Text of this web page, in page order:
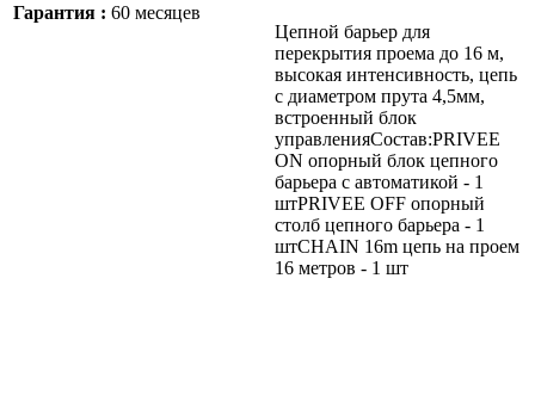
Гарантия : 60 месяцев
Цепной барьер для
перекрытия проема до 16 м,
высокая интенсивность, цепь
с диаметром прута 4,5мм,
встроенный блок
управленияСостав:PRIVEE
ON опорный блок цепного
барьера с автоматикой - 1
штPRIVEE OFF опорный
столб цепного барьера - 1
штCHAIN 16m цепь на проем
16 метров - 1 шт